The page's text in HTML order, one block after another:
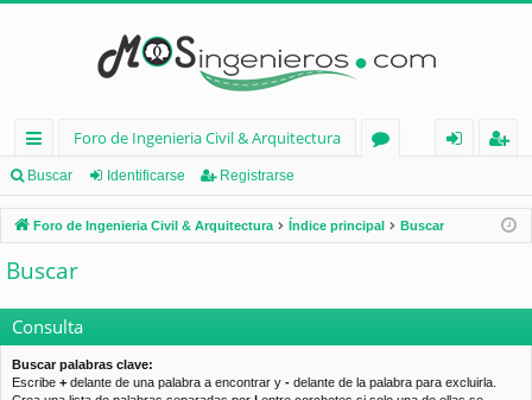
nl
ac
es
rá
pi
d
os
Foro de Ingenieria Civil & Arquitectura
os
nt
ifi
ist
ra
Buscar Identificarse Registrarse
Foro de Ingenieria Civil & Arquitectura Índice principal Buscar
Buscar
Consulta
Buscar palabras clave:
Escribe + delante de una palabra a encontrar y - delante de la palabra para excluirla.